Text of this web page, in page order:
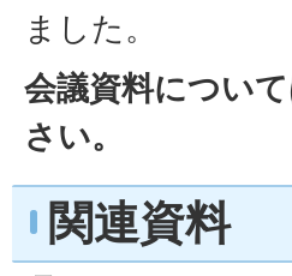
ました。
会議資料につい
さい。
関連資料